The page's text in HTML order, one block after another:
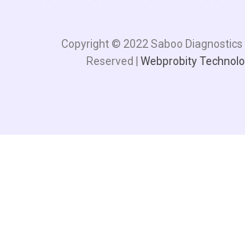
Copyright © 2022 Saboo Diagnostics
Reserved | Webprobity